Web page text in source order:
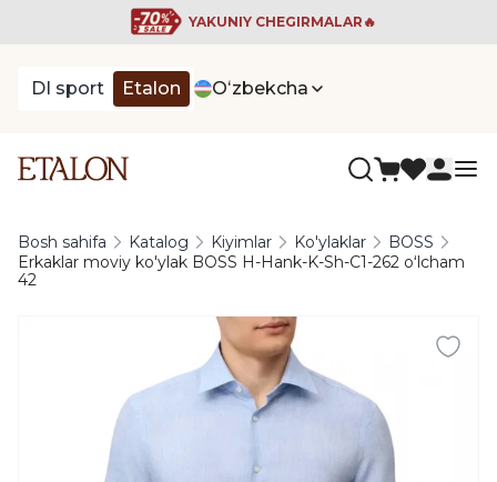
YAKUNIY CHEGIRMALAR🔥
DI sport Etalon Oʻzbekcha
Bosh sahifa Katalog Kiyimlar Ko'ylaklar
BOSS
Erkaklar moviy ko'ylak BOSS H-Hank-K-Sh-C1-262 oʻlcham
42